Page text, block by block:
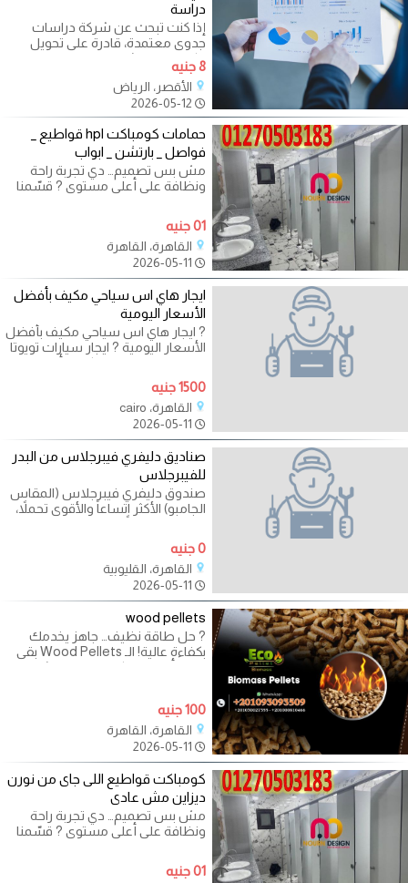
دراسة
إذا كنت تبحث عن شركة دراسات
جدوى معتمدة، قادرة على تحويل
فكرتك إلى مشروع قابل للنمو،
ومقبول لدى
8 جنيه
الأقصر، الرياض
حمامات كومباكت hpl قواطيع _
فواصل _ بارتشن _ ابواب
مش بس تصميم… دي تجربة راحة
ونظافة على أعلى مستوى ? قسّمنا
قوية
01 جنيه
القاهرة، القاهرة
ايجار هاي اس سياحي مكيف بأفضل
الأسعار اليومية
? ايجار هاي اس سياحي مكيف بأفضل
الأسعار اليومية ? ايجار سيارات تويوتا
هاي اس السياحي المكيف بأعلى
1500 جنيه
القاهرة، cairo
صناديق دليفري فيبرجلاس من البدر
للفيبرجلاس
صندوق دليفري فيبرجلاس (المقاس
الجامبو) الأكثر اتساعاً والأقوى تحملاً،
0 جنيه
القاهرة، القليوبية
wood pellets
? حل طاقة نظيف… جاهز يخدمك
بكفاءة عالية! الـ Wood Pellets بقى
اختيار أساسي لكل مصنع ومشروع
100 جنيه
القاهرة، القاهرة
كومباكت قواطيع اللى جاى من نورن
ديزاين مش عادى
مش بس تصميم… دي تجربة راحة
ونظافة على أعلى مستوى ? قسّمنا
قوية
01 جنيه